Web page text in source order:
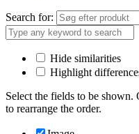
Search for:
Hide similarities
Highlight
Select the fields to be
to rearrange the order.